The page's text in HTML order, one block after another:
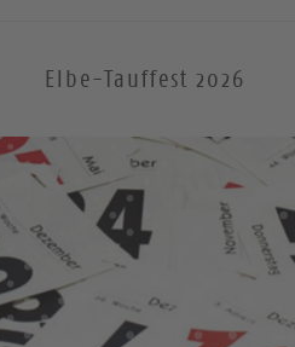
Elbe-Tauffest 2026